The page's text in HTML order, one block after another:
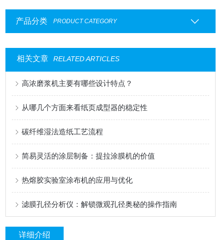
产品分类 PRODUCT CATEGORY
相关文章 RELATED ARTICLES
高浓磨浆机主要有哪些设计特点？
从哪几个方面来看纸页成型器的稳定性
碳纤维湿法造纸工艺流程
简易灵活的涂层制备：提拉涂膜机的价值
热熔胶实验室涂布机的应用与优化
滤膜孔径分析仪：解锁微观孔径奥秘的操作指南
详细介绍